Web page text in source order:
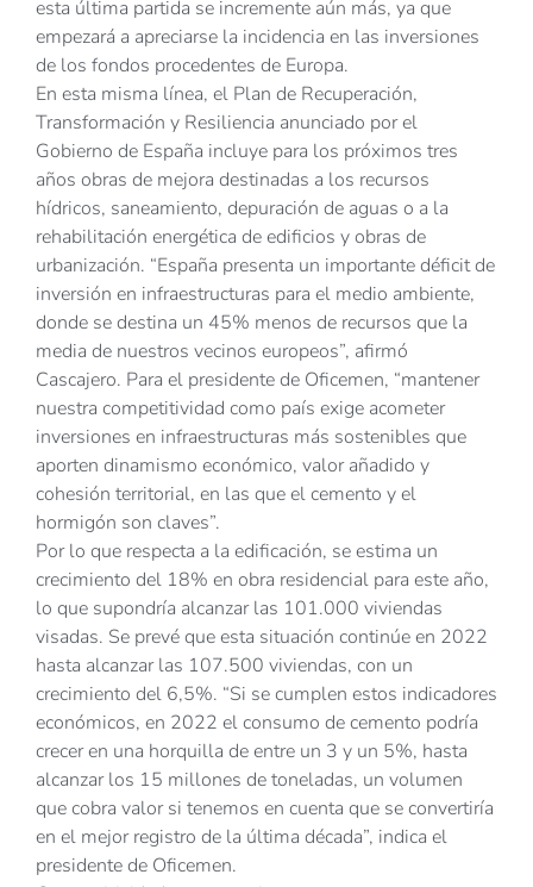
esta última partida se incremente aún más, ya que
empezará a apreciarse la incidencia en las inversiones
de los fondos procedentes de Europa.
En esta misma línea, el Plan de Recuperación,
Transformación y Resiliencia anunciado por el
Gobierno de España incluye para los próximos tres
años obras de mejora destinadas a los recursos
hídricos, saneamiento, depuración de aguas o a la
rehabilitación energética de edificios y obras de
urbanización. “España presenta un importante déficit de
inversión en infraestructuras para el medio ambiente,
donde se destina un 45% menos de recursos que la
media de nuestros vecinos europeos”, afirmó
Cascajero. Para el presidente de Oficemen, “mantener
nuestra competitividad como país exige acometer
inversiones en infraestructuras más sostenibles que
aporten dinamismo económico, valor añadido y
cohesión territorial, en las que el cemento y el
hormigón son claves”.
Por lo que respecta a la edificación, se estima un
crecimiento del 18% en obra residencial para este año,
lo que supondría alcanzar las 101.000 viviendas
visadas. Se prevé que esta situación continúe en 2022
hasta alcanzar las 107.500 viviendas, con un
crecimiento del 6,5%. “Si se cumplen estos indicadores
económicos, en 2022 el consumo de cemento podría
crecer en una horquilla de entre un 3 y un 5%, hasta
alcanzar los 15 millones de toneladas, un volumen
que cobra valor si tenemos en cuenta que se convertiría
en el mejor registro de la última década”, indica el
presidente de Oficemen.